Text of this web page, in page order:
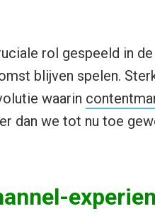
rol gespeeld in de
blijven spelen.
waarin
dan we tot nu toe